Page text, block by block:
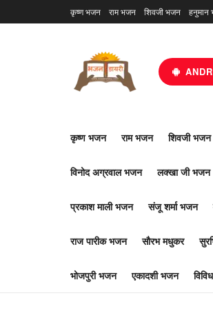
कृष्ण भजन राम भजन शिवजी भजन हनुमान
कृष्ण भजन राम भजन शिवजी भजन
विनोद अग्रवाल भजन लक्खा जी भजन
प्रकाश माली भजन संजू शर्मा भजन
राज पारीक भजन सौरभ मधुकर
भोजपुरी भजन एकादशी भजन